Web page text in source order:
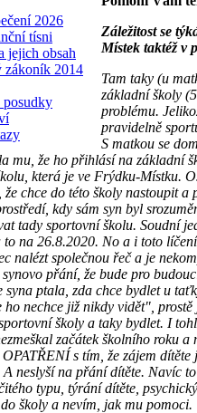
2026
tísni
jejich obsah
zákoník 2014
posudky
Záležitost se
Místek taktéž v
Tam taky (u
základní školy
problému.
pravidelně
S matkou se
mu, že ho přihlásí na základní
která je ve Frýdku-Místku.
chce do této školy nastoupit
kdy sám syn byl
tady sportovní školu. Soudní
na 26.8.2020. No a i toto
nalézt společnou řeč a je
přání, že bude pro
ptala, zda chce bydlet u
ho nechce již nikdy vidět",
školy a taky bydlet. I
začátek školního roku
s tím, že zájem dítěte
A neslyší na přání dítěte. Navíc
typu, týrání dítěte,
školy a nevím, jak mu